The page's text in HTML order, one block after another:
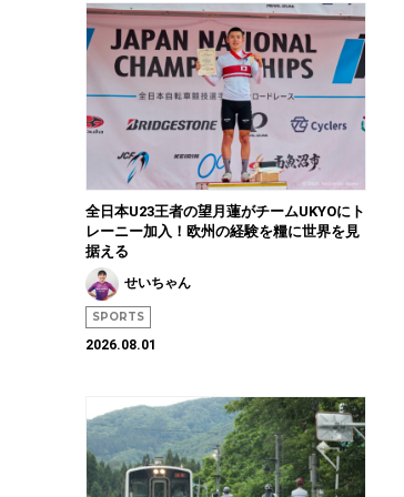
全日本U23王者の望月蓮がチームUKYOにト
レーニー加入！欧州の経験を糧に世界を見
据える
せいちゃん
SPORTS
2026.08.01